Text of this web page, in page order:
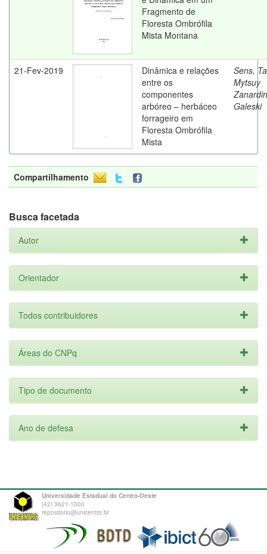
Fragmento de
Floresta Ombrófila
Mista Montana
21-Fev-2019
Dinâmica e relações
entre os
componentes
arbóreo – herbáceo
forrageiro em
Floresta Ombrófila
Mista
Sens,
Mytsuy
Galeski
Compartilhamento
Busca facetada
Autor
Orientador
Todos contribuidores
Áreas do CNPq
Tipo de documento
Ano de defesa
Universidade Estadual do Centro-Oeste
(42) 3621-1000
repositorio@unicentro.br